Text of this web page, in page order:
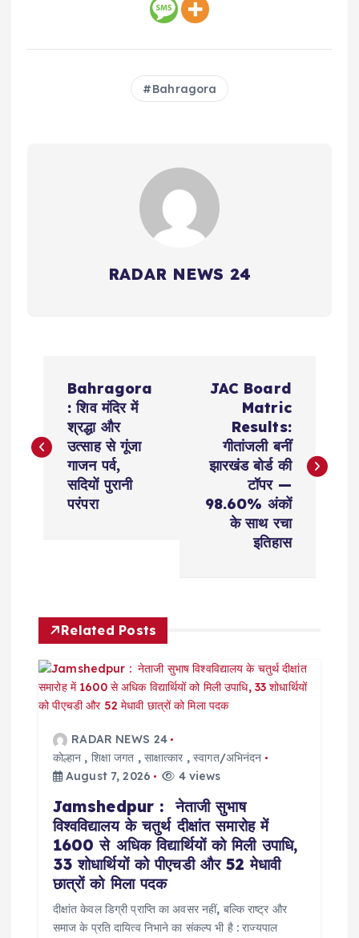
Bahragora
RADAR NEWS 24
s
v
g
Bahragora
: शिव मंदिर में
श्रद्धा और
उत्साह से गूंजा
गाजन पर्व,
सदियों पुरानी
परंपरा
JAC Board
Matric
Results:
गीतांजली बनीं
झारखंड बोर्ड की
टॉपर —
98.60% अंकों
के साथ रचा
इतिहास
Related Posts
RADAR NEWS 24
कोल्हान , शिक्षा जगत , साक्षात्कार ,स्वागत/अभिनंदन
August 7, 2026
4 views
Jamshedpur : नेताजी सुभाष
विश्वविद्यालय के चतुर्थ दीक्षांत समारोह में
1600 से अधिक विद्यार्थियों को मिली उपाधि,
33 शोधार्थियों को पीएचडी और 52 मेधावी
छात्रों को मिला पदक
दीक्षांत केवल डिग्री प्राप्ति का अवसर नहीं, बल्कि राष्ट्र और
समाज के प्रति दायित्व निभाने का संकल्प भी है : राज्यपाल